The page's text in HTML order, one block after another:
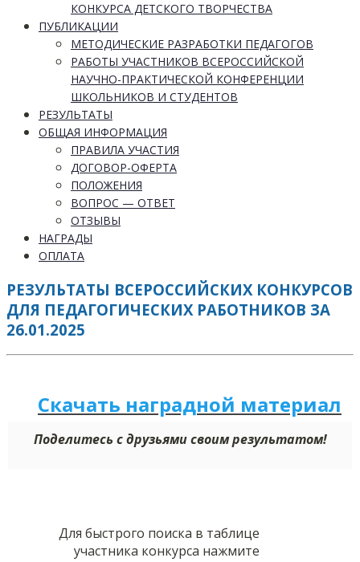
КОНКУРСА ДЕТСКОГО ТВОРЧЕСТВА
ПУБЛИКАЦИИ
МЕТОДИЧЕСКИЕ РАЗРАБОТКИ ПЕДАГОГОВ
РАБОТЫ УЧАСТНИКОВ ВСЕРОССИЙСКОЙ
НАУЧНО-ПРАКТИЧЕСКОЙ КОНФЕРЕНЦИИ
ШКОЛЬНИКОВ И СТУДЕНТОВ
РЕЗУЛЬТАТЫ
ОБЩАЯ ИНФОРМАЦИЯ
ПРАВИЛА УЧАСТИЯ
ДОГОВОР-ОФЕРТА
ПОЛОЖЕНИЯ
ВОПРОС — ОТВЕТ
ОТЗЫВЫ
НАГРАДЫ
ОПЛАТА
РЕЗУЛЬТАТЫ ВСЕРОССИЙСКИХ КОНКУРСОВ
ДЛЯ ПЕДАГОГИЧЕСКИХ РАБОТНИКОВ ЗА
26.01.2025
Скачать наградной материал
Поделитесь с друзьями своим результатом!
Для быстрого поиска в таблице
участника конкурса нажмите